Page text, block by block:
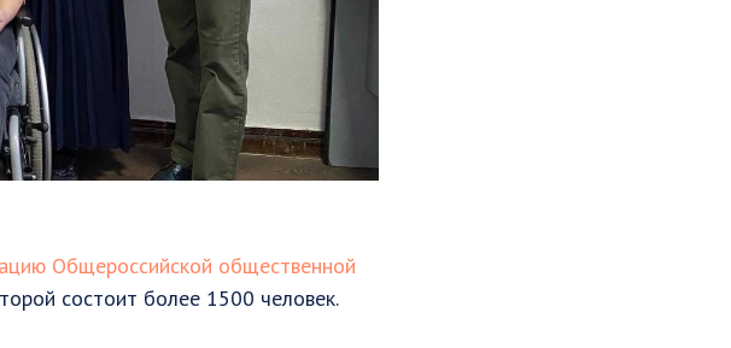
Общероссийской общественной
состоит более 1500 человек.